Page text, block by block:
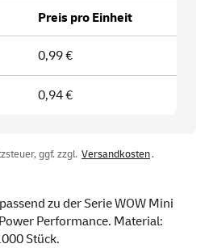
Preis pro Einheit
0,99 €
0,94 €
ggf. zzgl. Versandkosten.
zu der Serie WOW Mini
Performance. Material:
Stück.